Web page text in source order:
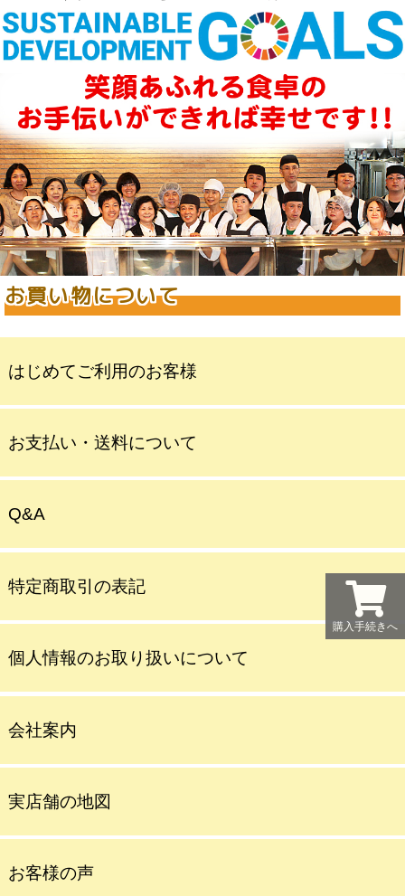
お買い物について
はじめてご利用のお客様
お支払い・送料について
Q&A
特定商取引の表記
個人情報のお取り扱いについて
会社案内
実店舗の地図
お客様の声
購入手続きへ